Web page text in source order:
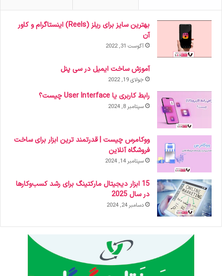
بهترین سایز برای ریلز (Reels) اینستاگرام و کاور
آن
آگوست 31, 2022
آموزش ساخت ایمیل در سی پنل
جولای 19, 2022
رابط کاربری یا User Interface چیست؟
سپتامبر 8, 2024
ووکامرس چیست | قدرتمند ترین ابزار برای ساخت
فروشگاه آنلاین
سپتامبر 14, 2024
15 ابزار دیجیتال مارکتینگ برای رشد کسب‌وکارها
در سال 2025
دسامبر 24, 2024